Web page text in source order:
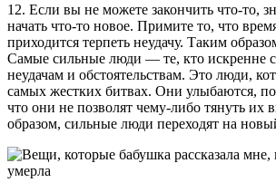
12. Если вы не можете закончить что-то,
начать что-то новое. Примите то, что
приходится терпеть неудачу. Таким
Самые сильные люди — те, кто искренне
неудачам и обстоятельствам. Это люди,
самых жестких битвах. Они улыбаются,
что они не позволят чему-либо тянуть их
образом, сильные люди переходят на